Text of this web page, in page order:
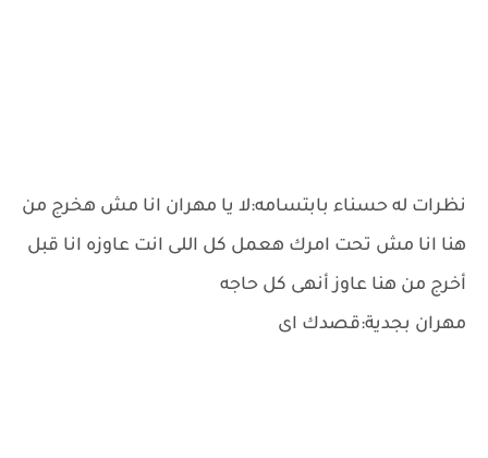
نظرات له حسناء بابتسامه:لا يا مهران انا مش هخرج من
هنا انا مش تحت امرك هعمل كل اللى انت عاوزه انا قبل
أخرج من هنا عاوز أنهى كل حاجه
مهران بجدية:قصدك اى